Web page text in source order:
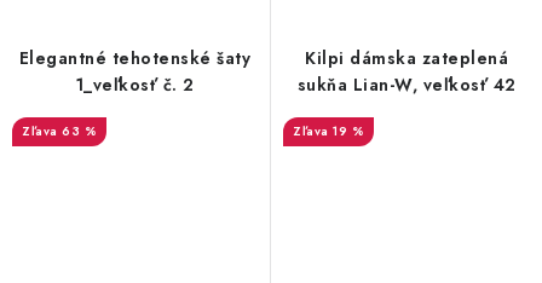
Elegantné tehotenské šaty
1_veľkosť č. 2
63 %
Kilpi dámska zateplená
sukňa Lian-W, veľkosť 42
19 %